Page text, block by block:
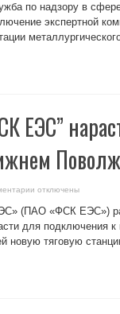
металлургического
машиностроительного
комплекса
”Новотранс”
по надзору в
экспертной
ЕЭС”
”Россети
ФСК
ЕЭС”
нарастит
выдачу
мощности
отключены
(ПАО «ФСК ЕЭС»)
для подключения
новую тяговую